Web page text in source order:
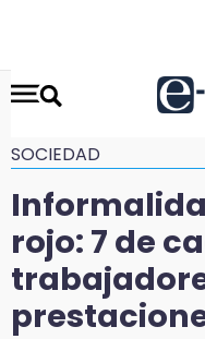
SOCIEDAD
rojo: 7 de